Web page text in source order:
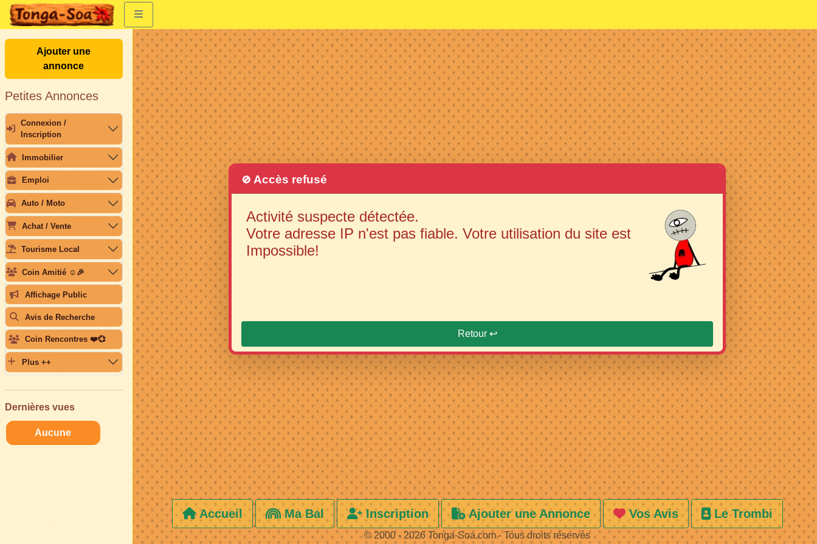
Ajouter une
annonce
Petites Annonces
Connexion /
Inscription
Immobilier
Emploi
Auto / Moto
Achat / Vente
Tourisme Local
Coin Amitié ☺️🎉
Affichage Public
Avis de Recherche
Coin Rencontres ❤️💞
Plus ++
Dernières vues
Aucune
🚫Accès refusé
Activité suspecte détectée.
Votre adresse IP n'est pas fiable. Votre utilisation du site est
Impossible!
Retour ↩️
Accueil Ma Bal Inscription Ajouter une Annonce Vos Avis Le Trombi
© 2000 - 2026 Tonga-Soa.com - Tous droits réservés